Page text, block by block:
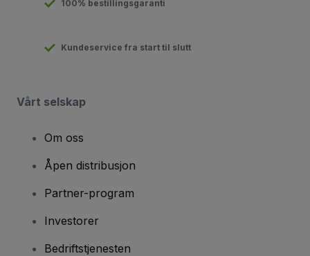
100% bestillingsgaranti
Kundeservice fra start til slutt
Vårt selskap
Om oss
Åpen distribusjon
Partner-program
Investorer
Bedriftstjenesten